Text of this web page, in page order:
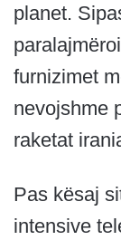
planet.
furnizimet
nevojshme
raketat
Pas kësaj
intensive